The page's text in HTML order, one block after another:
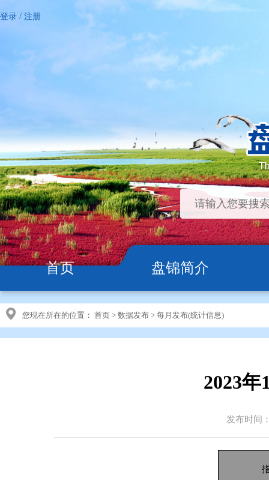
登录 / 注册
首页 盘锦简介
您现在所在的位置： 首页 > 数据发布 > 每月发布(统计信息)
2023
发布时间